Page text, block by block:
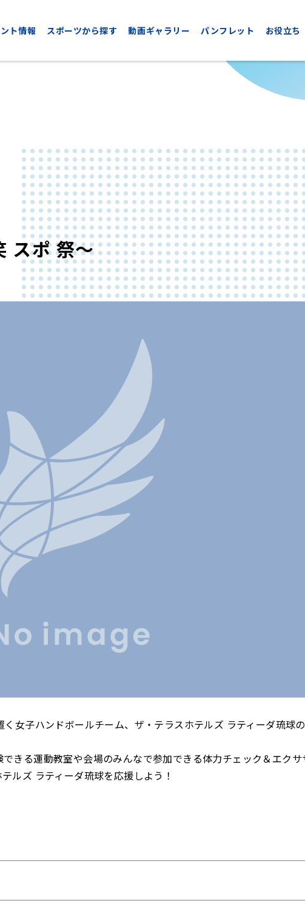
ト情報 スポーツから探す
CYCLING
サイクリング
GOLF
ゴルフ
SPORTS
スポーツ観戦
動画ギャラリー パンフレット お役立ち
スポ 祭～
女子ハンドボールチーム、ザ・テラスホテルズ ラティーダ琉球
きる運動教室や会場のみんなで参加できる体力チェック＆エクサ
ルズ ラティーダ琉球を応援しよう！